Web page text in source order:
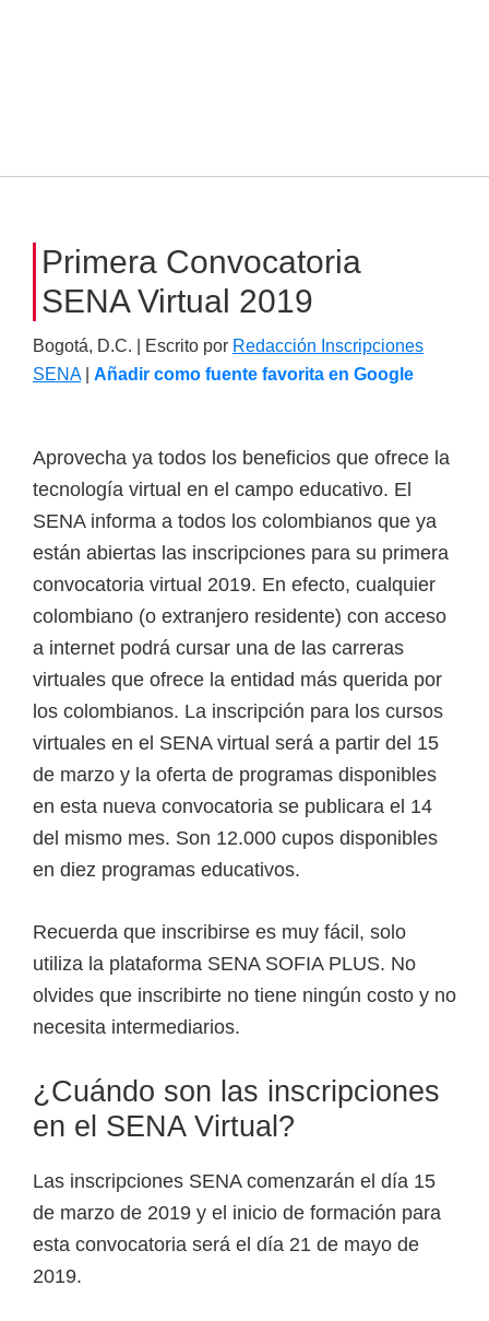
Primera Convocatoria
SENA Virtual 2019
Bogotá, D.C. | Escrito por Redacción Inscripciones
SENA| Añadir como fuente favorita en Google
Aprovecha ya todos los beneficios que ofrece la
tecnología virtual en el campo educativo. El
SENA informa a todos los colombianos que ya
están abiertas las inscripciones para su primera
convocatoria virtual 2019. En efecto, cualquier
colombiano (o extranjero residente) con acceso
a internet podrá cursar una de las carreras
virtuales que ofrece la entidad más querida por
los colombianos. La inscripción para los cursos
virtuales en el SENA virtual será a partir del 15
de marzo y la oferta de programas disponibles
en esta nueva convocatoria se publicara el 14
del mismo mes. Son 12.000 cupos disponibles
en diez programas educativos.
Recuerda que inscribirse es muy fácil, solo
utiliza la plataforma SENA SOFIA PLUS. No
olvides que inscribirte no tiene ningún costo y no
necesita intermediarios.
¿Cuándo son las inscripciones
en el SENA Virtual?
Las inscripciones SENA comenzarán el día 15
de marzo de 2019 y el inicio de formación para
esta convocatoria será el día 21 de mayo de
2019.